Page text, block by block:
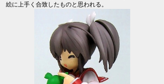
絵に上手く合致したものと思われる。